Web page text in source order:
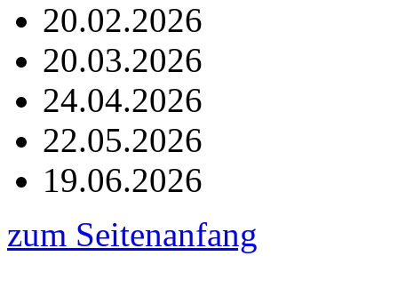
20.02.2026
20.03.2026
24.04.2026
22.05.2026
19.06.2026
zum Seitenanfang